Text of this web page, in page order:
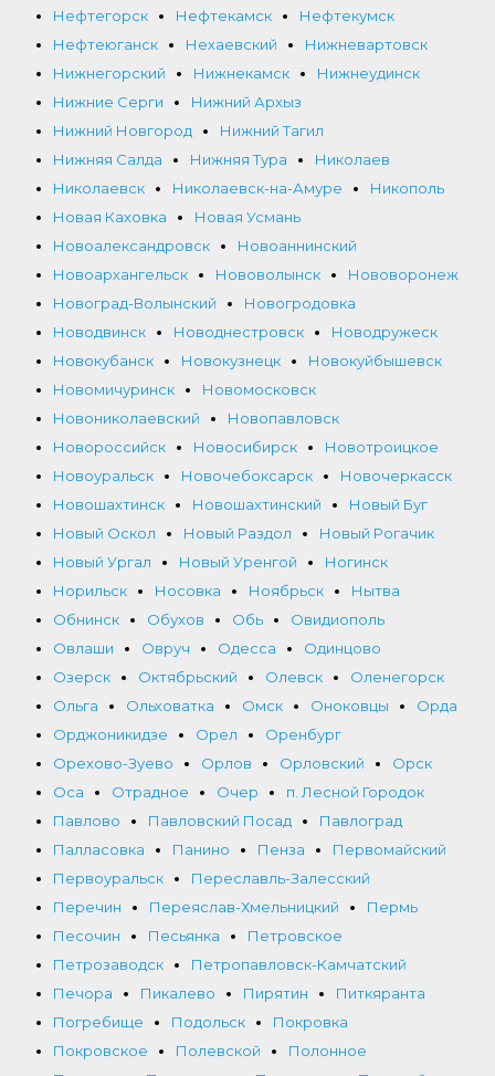
Нефтегорск
Нефтекамск
Нефтекумск
Нефтеюганск
Нехаевский
Нижневартовск
Нижнегорский
Нижнекамск
Нижнеудинск
Нижние Серги
Нижний Архыз
Нижний Новгород
Нижний Тагил
Нижняя Салда
Нижняя Тура
Николаев
Николаевск
Николаевск-на-Амуре
Никополь
Новая Каховка
Новая Усмань
Новоалександровск
Новоаннинский
Новоархангельск
Нововолынск
Нововоронеж
Новоград-Волынский
Новогродовка
Новодвинск
Новоднестровск
Новодружеск
Новокубанск
Новокузнецк
Новокуйбышевск
Новомичуринск
Новомосковск
Новониколаевский
Новопавловск
Новороссийск
Новосибирск
Новотроицкое
Новоуральск
Новочебоксарск
Новочеркасск
Новошахтинск
Новошахтинский
Новый Буг
Новый Оскол
Новый Раздол
Новый Рогачик
Новый Ургал
Новый Уренгой
Ногинск
Норильск
Носовка Ноябрьск
Нытва
Обнинск
Обухов Обь
Овидиополь
Овлаши
Овруч Одесса
Одинцово
Озерск
Октябрьский Олевск
Оленегорск
Ольга
Ольховатка Омск Оноковцы
Орда
Орджоникидзе
Орел
Оренбург
Орехово-Зуево
Орлов Орловский
Орск
Оса
Отрадное Очер
п. Лесной Городок
Павлово
Павловский Посад
Павлоград
Палласовка
Панино Пенза
Первомайский
Первоуральск
Переславль-Залесский
Перечин
Переяслав-Хмельницкий
Пермь
Песочин
Песьянка
Петровское
Петрозаводск
Петропавловск-Камчатский
Печора
Пикалево Пирятин
Питкяранта
Погребище
Подольск
Покровка
Покровское
Полевской
Полонное